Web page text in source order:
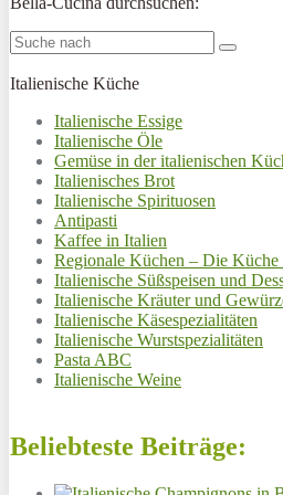
Italienische Küche
Italienische Essige
Italienische Öle
Gemüse in der italienischen
Italienisches Brot
Italienische Spirituosen
Antipasti
Kaffee in Italien
Regionale Küchen – Die
Italienische Süßspeisen und
Italienische Kräuter und
Italienische Käsespezialitäten
Italienische Wurstspezialitäten
Pasta ABC
Italienische Weine
Beliebteste Beiträge: